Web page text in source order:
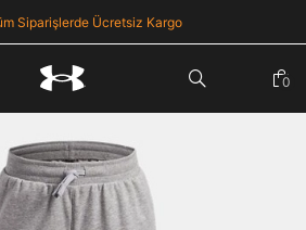
Siparişlerde Ücretsiz Kargo
0